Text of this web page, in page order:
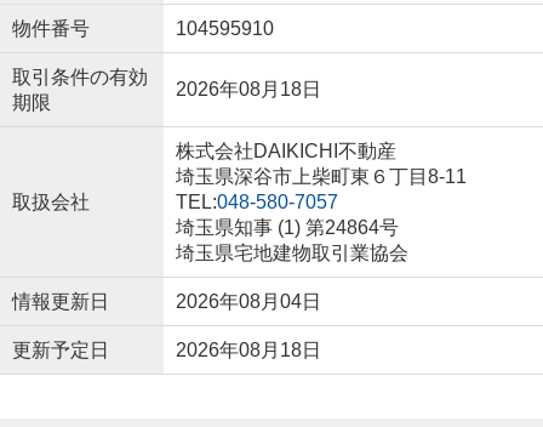
物件番号 104595910
取引条件の有効
期限
2026年08月18日
取扱会社
株式会社DAIKICHI不動産
埼玉県深谷市上柴町東６丁目8-11
TEL:048-580-7057
埼玉県知事 (1) 第24864号
埼玉県宅地建物取引業協会
情報更新日 2026年08月04日
更新予定日 2026年08月18日